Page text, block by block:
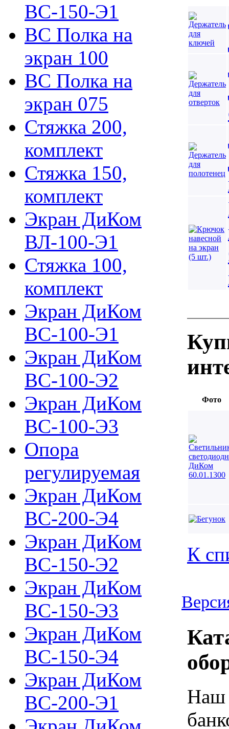
ВС-150-Э1
ВС Полка на
экран 100
ВС Полка на
экран 075
Стяжка 200,
комплект
Стяжка 150,
комплект
Экран ДиКом
ВЛ-100-Э1
Стяжка 100,
комплект
Экран ДиКом
ВС-100-Э1
Экран ДиКом
ВС-100-Э2
Экран ДиКом
ВС-100-Э3
Опора
регулируемая
Экран ДиКом
ВС-200-Э4
Экран ДиКом
ВС-150-Э2
Экран ДиКом
ВС-150-Э3
Экран ДиКом
ВС-150-Э4
Экран ДиКом
ВС-200-Э1
Фото
К
Наш